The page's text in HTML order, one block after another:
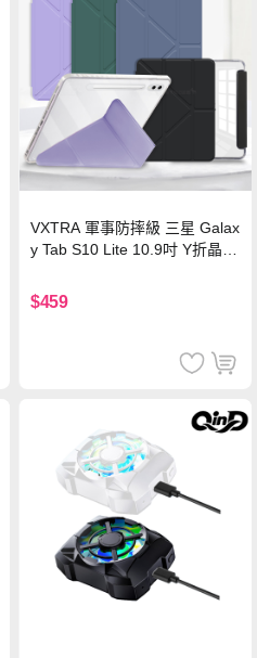
VXTRA 軍事防摔級 三星 Galax
y Tab S10 Lite 10.9吋 Y折晶透
$459